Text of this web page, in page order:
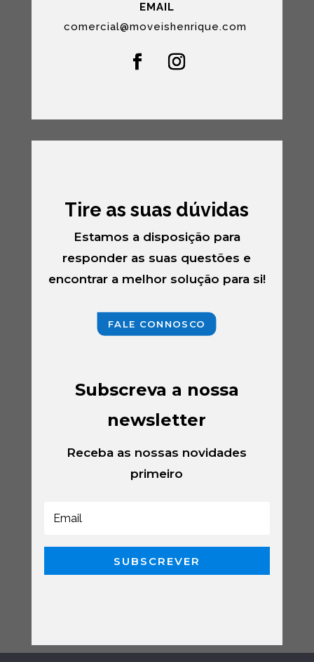
EMAIL
comercial@moveishenrique.com
Tire as suas dúvidas
Estamos a disposição para
responder as suas questões e
encontrar a melhor solução para si!
FALE CONNOSCO
Subscreva a nossa
newsletter
Receba as nossas novidades
primeiro
SUBSCREVER